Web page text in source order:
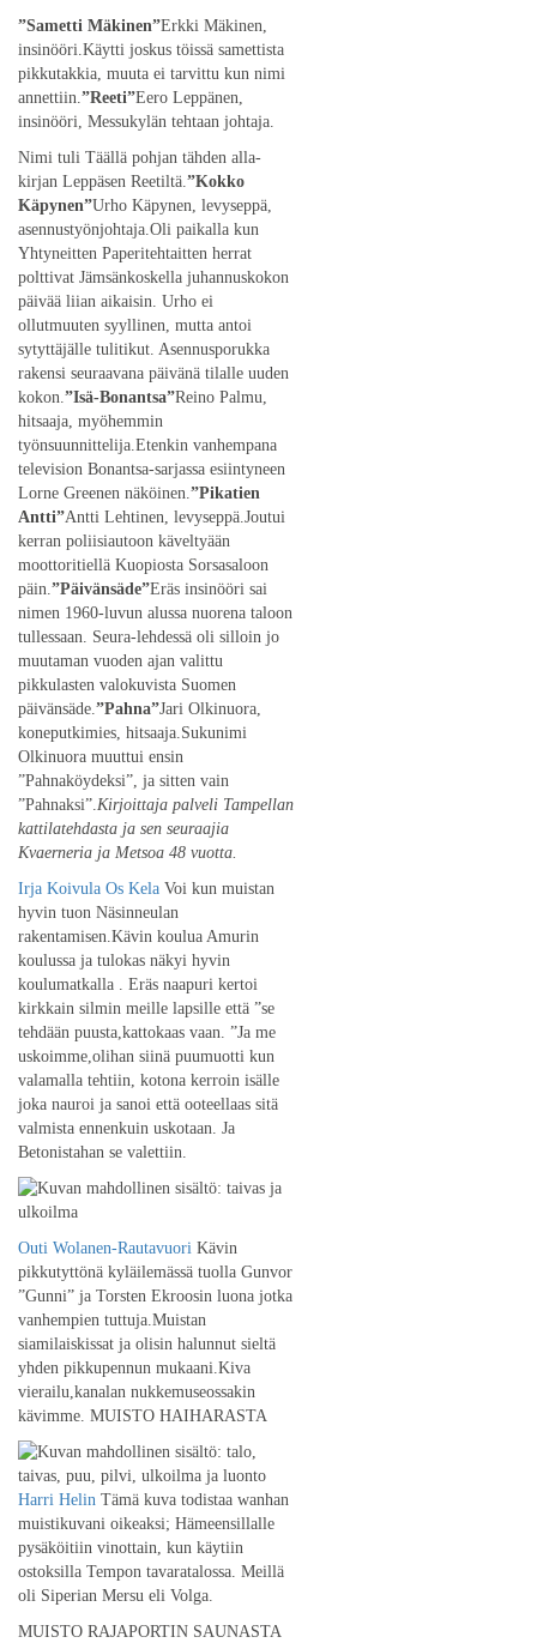
”Sametti Mäkinen”Erkki Mäkinen,
insinööri.Käytti joskus töissä samettista
pikkutakkia, muuta ei tarvittu kun nimi
annettiin.”Reeti”Eero Leppänen,
insinööri, Messukylän tehtaan johtaja.
Nimi tuli Täällä pohjan tähden alla-
kirjan Leppäsen Reetiltä.”Kokko
Käpynen”Urho Käpynen, levyseppä,
asennustyönjohtaja.Oli paikalla kun
Yhtyneitten Paperitehtaitten herrat
polttivat Jämsänkoskella juhannuskokon
päivää liian aikaisin. Urho ei
ollutmuuten syyllinen, mutta antoi
sytyttäjälle tulitikut. Asennusporukka
rakensi seuraavana päivänä tilalle uuden
kokon.”Isä-Bonantsa”Reino Palmu,
hitsaaja, myöhemmin
työnsuunnittelija.Etenkin vanhempana
television Bonantsa-sarjassa esiintyneen
Lorne Greenen näköinen.”Pikatien
Antti”Antti Lehtinen, levyseppä.Joutui
kerran poliisiautoon käveltyään
moottoritiellä Kuopiosta Sorsasaloon
päin.”Päivänsäde”Eräs insinööri sai
nimen 1960-luvun alussa nuorena taloon
tullessaan. Seura-lehdessä oli silloin jo
muutaman vuoden ajan valittu
pikkulasten valokuvista Suomen
päivänsäde.”Pahna”Jari Olkinuora,
koneputkimies, hitsaaja.Sukunimi
Olkinuora muuttui ensin
”Pahnaköydeksi”, ja sitten vain
”Pahnaksi”.Kirjoittaja palveli Tampellan
kattilatehdasta ja sen seuraajia
Kvaerneria ja Metsoa 48 vuotta.
Irja Koivula Os Kela Voi kun muistan
hyvin tuon Näsinneulan
rakentamisen.Kävin koulua Amurin
koulussa ja tulokas näkyi hyvin
koulumatkalla . Eräs naapuri kertoi
kirkkain silmin meille lapsille että ”se
tehdään puusta,kattokaas vaan. ”Ja me
uskoimme,olihan siinä puumuotti kun
valamalla tehtiin, kotona kerroin isälle
joka nauroi ja sanoi että ooteellaas sitä
valmista ennenkuin uskotaan. Ja
Betonistahan se valettiin.
Outi Wolanen-Rautavuori Kävin
pikkutyttönä kyläilemässä tuolla Gunvor
”Gunni” ja Torsten Ekroosin luona jotka
vanhempien tuttuja.Muistan
siamilaiskissat ja olisin halunnut sieltä
yhden pikkupennun mukaani.Kiva
vierailu,kanalan nukkemuseossakin
kävimme. MUISTO HAIHARASTA
Harri Helin Tämä kuva todistaa wanhan
muistikuvani oikeaksi; Hämeensillalle
pysäköitiin vinottain, kun käytiin
ostoksilla Tempon tavaratalossa. Meillä
oli Siperian Mersu eli Volga.
MUISTO RAJAPORTIN SAUNASTA